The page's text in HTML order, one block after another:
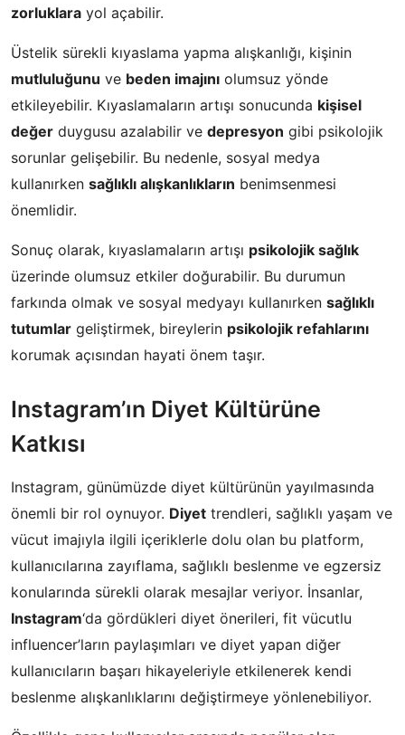
zorluklara yol açabilir.
Üstelik sürekli kıyaslama yapma alışkanlığı, kişinin
mutluluğunu ve beden imajını olumsuz yönde
etkileyebilir. Kıyaslamaların artışı sonucunda kişisel
değer duygusu azalabilir ve depresyon gibi psikolojik
sorunlar gelişebilir. Bu nedenle, sosyal medya
kullanırken sağlıklı alışkanlıkların benimsenmesi
önemlidir.
Sonuç olarak, kıyaslamaların artışı psikolojik sağlık
üzerinde olumsuz etkiler doğurabilir. Bu durumun
farkında olmak ve sosyal medyayı kullanırken sağlıklı
tutumlar geliştirmek, bireylerin psikolojik refahlarını
korumak açısından hayati önem taşır.
Instagram’ın Diyet Kültürüne
Katkısı
Instagram, günümüzde diyet kültürünün yayılmasında
önemli bir rol oynuyor. Diyet trendleri, sağlıklı yaşam ve
vücut imajıyla ilgili içeriklerle dolu olan bu platform,
kullanıcılarına zayıflama, sağlıklı beslenme ve egzersiz
konularında sürekli olarak mesajlar veriyor. İnsanlar,
Instagram‘da gördükleri diyet önerileri, fit vücutlu
influencer’ların paylaşımları ve diyet yapan diğer
kullanıcıların başarı hikayeleriyle etkilenerek kendi
beslenme alışkanlıklarını değiştirmeye yönlenebiliyor.